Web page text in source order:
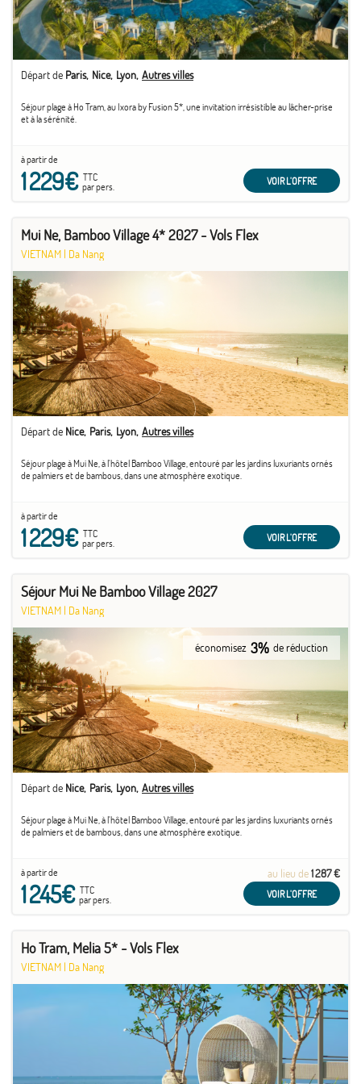
Départ de Paris Nice Lyon Autres villes
Séjour plage à Ho Tram, au Ixora by Fusion 5*, une invitation irrésistible au lâcher-prise
et à la sérénité.
à partir de
1 229€TTC
par pers.
VOIR L'OFFRE
Mui Ne, Bamboo Village 4* 2027 - Vols Flex
VIETNAM | Da Nang
Départ de Nice Paris Lyon Autres villes
Séjour plage à Mui Ne, à l'hôtel Bamboo Village, entouré par les jardins luxuriants ornés
de palmiers et de bambous, dans une atmosphère exotique.
à partir de
1 229€TTC
par pers.
VOIR L'OFFRE
Séjour Mui Ne Bamboo Village 2027
VIETNAM | Da Nang
économisez 3% de réduction
Départ de Nice Paris Lyon Autres villes
Séjour plage à Mui Ne, à l'hôtel Bamboo Village, entouré par les jardins luxuriants ornés
de palmiers et de bambous, dans une atmosphère exotique.
à partir de
1 245€TTC
par pers.
au lieu de1 287 €
VOIR L'OFFRE
Ho Tram, Melia 5* - Vols Flex
VIETNAM | Da Nang